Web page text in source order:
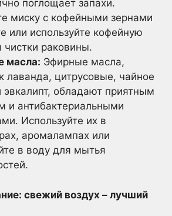
поглощает запахи.
миску с кофейными зернами
или используйте кофейную
чистки раковины.
масла: Эфирные масла,
лаванда, цитрусовые, чайное
эвкалипт, обладают приятным
и антибактериальными
Используйте их в
аромалампах или
в воду для мытья
свежий воздух – лучший